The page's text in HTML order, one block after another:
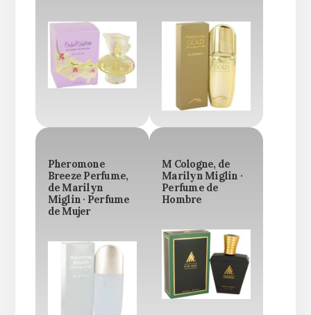
Pheromone
Breeze Perfume,
de Marilyn
Miglin · Perfume
de Mujer
M Cologne, de
Marilyn Miglin ·
Perfume de
Hombre